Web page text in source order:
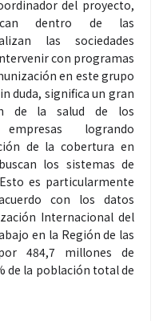
del proyecto,
dentro de las
las sociedades
con programas
en este grupo
duda, significa un gran
de la salud de los
logrando
de la cobertura en
los sistemas de
es particularmente
con los datos
Internacional del
en la Región de las
484,7 millones de
de la población total de